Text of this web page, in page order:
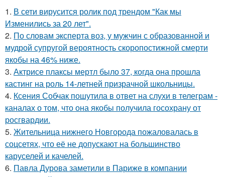
1. В сети вирусится ролик под трендом "Как мы
Изменились за 20 лет".
2. По словам эксперта воз, у мужчин с образованной и
мудрой супругой вероятность скоропостижной смерти
якобы на 46% ниже.
3. Актрисе плаксы мертл было 37, когда она прошла
кастинг на роль 14-летней призрачной школьницы.
4. Ксения Собчак пошутила в ответ на слухи в телеграм -
каналах о том, что она якобы получила госохрану от
росгвардии.
5. Жительница нижнего Новгорода пожаловалась в
соцсетях, что её не допускают на большинство
каруселей и качелей.
6. Павла Дурова заметили в Париже в компании